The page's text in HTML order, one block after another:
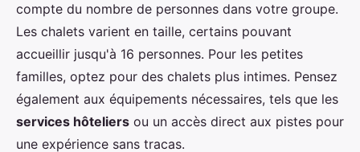
compte du nombre de personnes dans votre groupe.
Les chalets varient en taille, certains pouvant
accueillir jusqu'à 16 personnes. Pour les petites
familles, optez pour des chalets plus intimes. Pensez
également aux équipements nécessaires, tels que les
services hôteliers ou un accès direct aux pistes pour
une expérience sans tracas.